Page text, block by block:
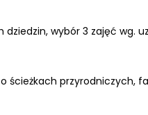
wybór 3 zajęć wg.
ścieżkach przyrodniczych,